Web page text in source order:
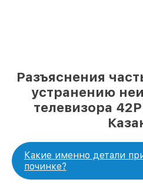
Разъяснения
устранению
телевизора
Какие именно детали
починке?